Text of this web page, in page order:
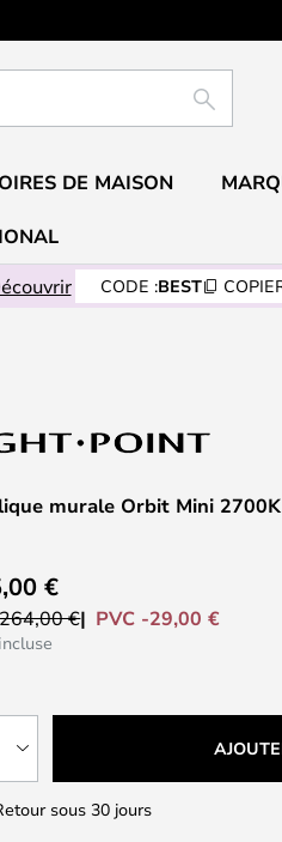
DE MAISON
CODE :BEST
murale Orbit Mini
€
264,00 € PVC -29,00 €
sous 30 jours